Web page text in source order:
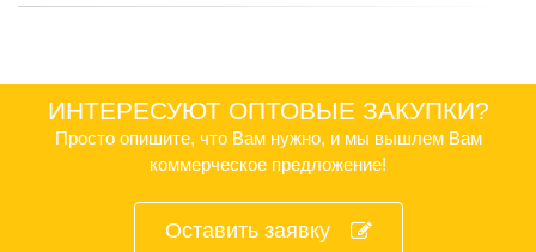
ИНТЕРЕСУЮТ ОПТОВЫЕ ЗАКУПКИ?
Просто опишите, что Вам нужно, и мы вышлем Вам
коммерческое предложение!
Оставить заявку